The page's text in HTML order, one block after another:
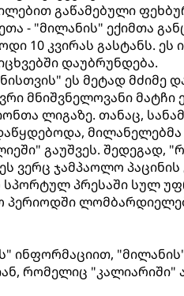
გაწამებული
- "მილანის" ექიმთა
10 კვირას გასტანს. ეს
დაუბრუნდება.
ეს მეტად მძიმე
მნიშვნელოვანი
ლიგაზე. თანაც,
გაუშვეს. შედეგად,
ვერც ჯამპაოლო
სპორტულ პრესაში სულ
პერიოდში
ინფორმაციით, "მილანის"
რომელიც "კალიარიში"